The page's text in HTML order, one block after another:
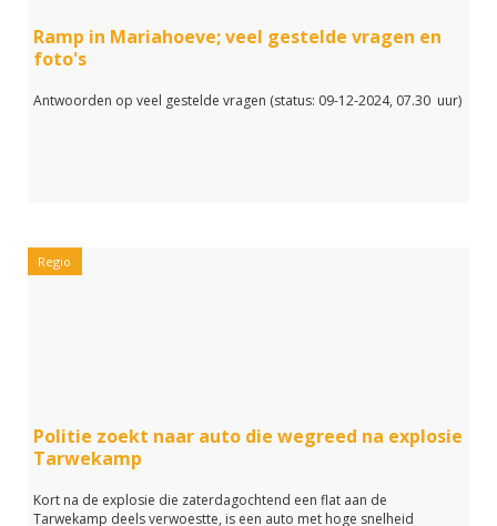
Ramp in Mariahoeve; veel gestelde vragen en
foto's
Antwoorden op veel gestelde vragen (status: 09-12-2024, 07.30 uur)
Regio
Politie zoekt naar auto die wegreed na explosie
Tarwekamp
Kort na de explosie die zaterdagochtend een flat aan de
Tarwekamp deels verwoestte, is een auto met hoge snelheid